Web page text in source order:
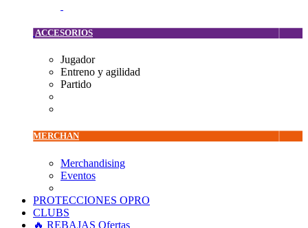
ACCESORIOS
Jugador
Entreno y agilidad
Partido
MERCHAN
Merchandising
Eventos
PROTECCIONES OPRO
CLUBS
🔥 REBAJAS Ofertas